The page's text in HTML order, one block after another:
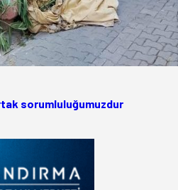
sorumluluğumuzdur